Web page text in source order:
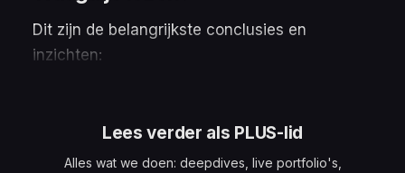
Dit zijn de belangrijkste conclusies en
inzichten:
Lees verder als PLUS-lid
Alles wat we doen: deepdives, live portfolio's,